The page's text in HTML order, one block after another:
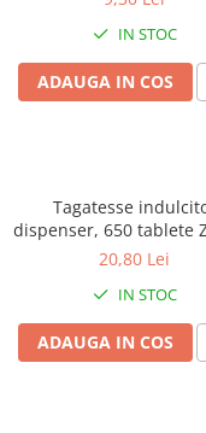
IN STOC
ADAUGA IN COS
Tagatesse
dispenser, 650 tablete
Labs
20,80 Lei
IN STOC
ADAUGA IN COS